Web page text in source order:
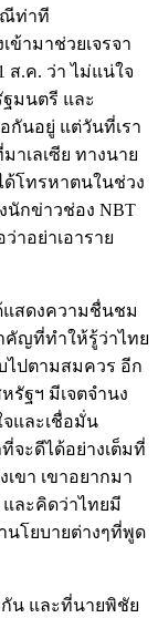
ท่าที
ข้ามาช่วยเจรจา
.ค. ว่า ไม่แน่ใจ
มนตรี และ
กันอยู่ แต่วันที่เรา
าเลเซีย ทางนาย
โทรหาตนในช่วง
นักข่าวช่อง NBT
าอย่าเอาราย
แสดงความชื่นชม
คัญที่ทำให้รู้ว่าไทย
ไปตามสมควร อีก
รัฐฯ มีเจตจำนง
และเชื่อมั่น
จะดีได้อย่างเต็มที่
ขา เขาอยากมา
และคิดว่าไทยมี
นโยบายต่างๆที่พูด
กัน และที่นายพิชัย